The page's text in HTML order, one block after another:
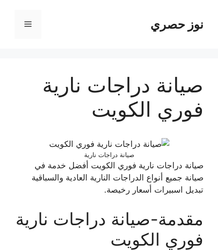
المحتوىنوز حصري القائمة
صيانة دراجات نارية
فوري الكويت
صيانة دراجات نارية
صيانة دراجات نارية فوري الكويت أفضل خدمة في
صيانة جميع أنواع الدراجات النارية العادية والسباقية
تبديل اسبيرات أسعار رخيصة.
مقدمة-صيانة دراجات نارية
فوري الكويت